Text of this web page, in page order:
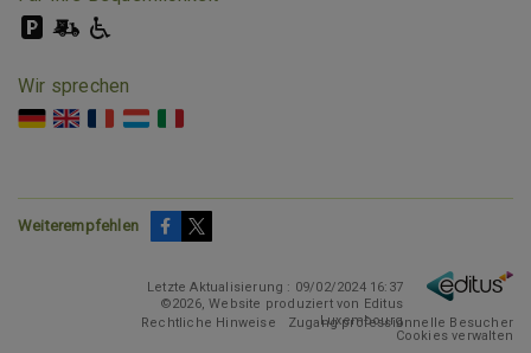
Wir sprechen
Weiterempfehlen
Letzte Aktualisierung : 09/02/2024 16:37
©2026, Website produziert von Editus
Luxembourg
Zugang professionnelle Besucher
Rechtliche Hinweise
Cookies verwalten